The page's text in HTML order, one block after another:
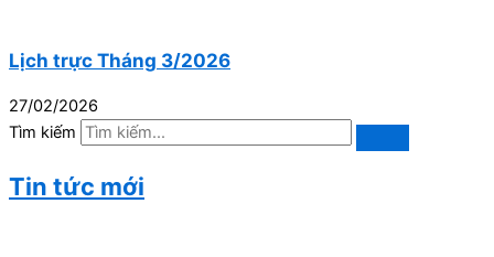
Lịch trực Tháng 3/2026
27/02/2026
Tìm kiếm
Tin tức mới